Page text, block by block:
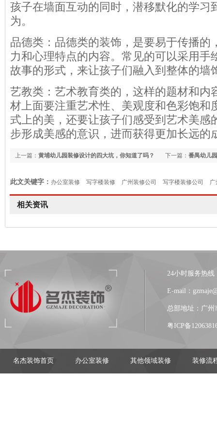
孩子在墙面互动的同时，潜移默化的学习
为。
品德类：品德类的装饰，是要易于传播的
力和心理特点的内容。常见的可以采用手
故事的形式，来让孩子们融入到整体的墙
艺教类：艺术教育类的，这样的题材和内
材上面要注重艺术性、美观度和色彩饱和
式上的美，还要让孩子们感受到艺术美感
步形成美感的意识，进而获得更加长远的
下一篇： 番禺幼儿
上一篇： 黄埔幼儿园装修设计的四大坑，你知道了吗？
此文关键字： 办公室装修 写字楼装修 广州装修公司 写字楼装修公司 广
相关资讯
24小时服务热线
E-mail：
总部地址：广州
粤ICP备
名杰装饰首页 办公室装修 其他领域装修 装修流